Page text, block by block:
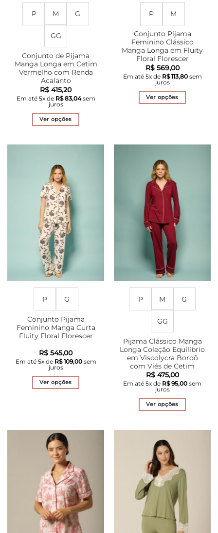
P M G
GG
Conjunto de Pijama
Manga Longa em Cetim
Vermelho com Renda
Acalanto
R$ 415,20
Em até 5x de R$83,04sem
juros
Ver opções
variantes.
As
opções
podem
ser
escolhidas
na
página
do
produto
P M
Conjunto Pijama
Feminino Clássico
Manga Longa em Fluity
Floral Florescer
R$569,00
Em até 5x de R$113,80sem
juros
Ver opções
As
opções
podem
ser
escolhidas
na
página
do
produto
P G
Conjunto Pijama
Feminino Manga Curta
Fluity Floral Florescer
R$ 545,00
Em até 5x de R$109,00sem
juros
Ver opções
variantes.
As
opções
podem
ser
escolhidas
na
página
do
produto
P M G
GG
Pijama Clássico Manga
Longa Coleção Equilíbrio
em Viscolycra Bordô
com Viés de Cetim
R$475,00
Em até 5x de R$95,00 sem
juros
Ver opções
várias
variantes.
As
opções
podem
ser
escolhidas
na
página